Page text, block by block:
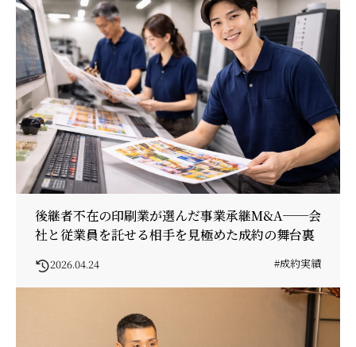
後継者不在の印刷業が選んだ事業承継M&A──会
社と従業員を託せる相手を見極めた成約の舞台裏
2026.04.24 #成約実績